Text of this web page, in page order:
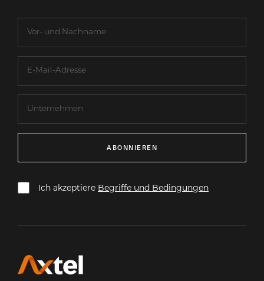
ABONNIEREN
Ich akzeptiere Begriffe und Bedingungen